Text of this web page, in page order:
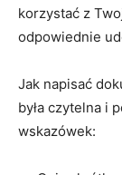
korzystać z
odpowiednie
Jak napisać⁤
była czytelna i
wskazówek: